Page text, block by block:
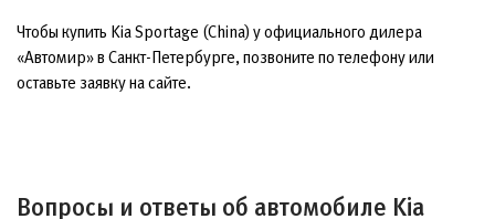
Чтобы купить Kia Sportage (China) у официального дилера
«Автомир» в Санкт-Петербурге, позвоните по телефону или
оставьте заявку на сайте.
Вопросы и ответы об автомобиле Kia